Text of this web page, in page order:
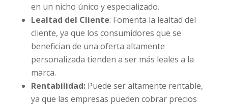
en un nicho único y especializado.
Lealtad del Cliente: Fomenta la lealtad del
cliente, ya que los consumidores que se
benefician de una oferta altamente
personalizada tienden a ser más leales a la
marca.
Rentabilidad:Puede ser altamente rentable,
ya que las empresas pueden cobrar precios